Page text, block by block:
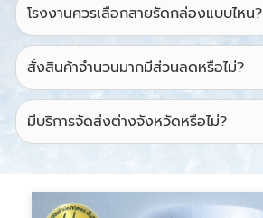
โรงงานควรเลือกสายรัดกล่องแบบไหน?
สั่งสินค้าจำนวนมากมีส่วนลดหรือไม่?
มีบริการจัดส่งต่างจังหวัดหรือไม่?